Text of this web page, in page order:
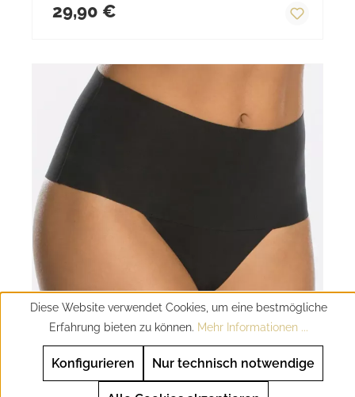
29,90 €
SPANX - Undie-tectable® Thong –
Shapewear Panty
Diese Website verwendet Cookies, um eine bestmögliche
Erfahrung bieten zu können. Mehr Informationen ...
Nur technisch notwendige
Konfigurieren